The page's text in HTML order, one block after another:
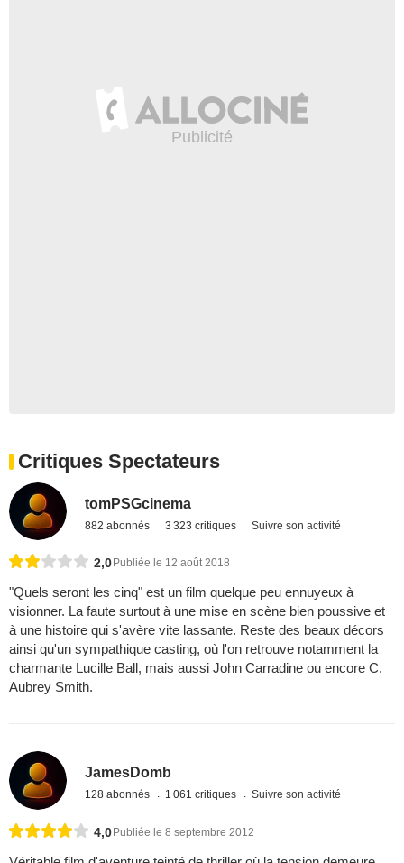
Critiques Spectateurs
tomPSGcinema
882 abonnés 3 323 critiques Suivre son activité
2,0 Publiée le 12 août 2018
"Quels seront les cinq" est un film quelque peu ennuyeux à
visionner. La faute surtout à une mise en scène bien poussive et
à une histoire qui s'avère vite lassante. Reste des beaux décors
ainsi qu'un sympathique casting, où l'on retrouve notamment la
charmante Lucille Ball, mais aussi John Carradine ou encore C.
Aubrey Smith.
JamesDomb
128 abonnés 1 061 critiques Suivre son activité
4,0Publiée le 8 septembre 2012